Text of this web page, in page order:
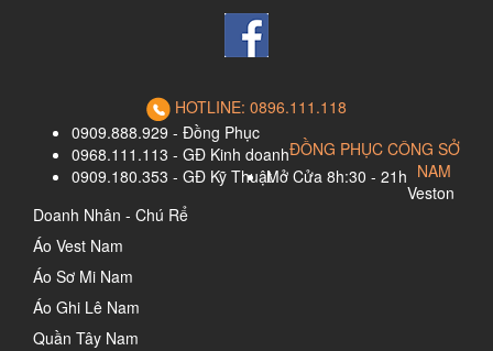
HOTLINE: 0896.111.118
0909.888.929 - Đồng Phục
0968.111.113 - GĐ Kinh doanh
0909.180.353 - GĐ Kỹ ThuậtMở Cửa 8h:30 - 21h
ĐỒNG PHỤC CÔNG SỞ
NAM
Veston
Doanh Nhân - Chú Rể
Áo Vest Nam
Áo Sơ Mi Nam
Áo Ghi Lê Nam
Quần Tây Nam